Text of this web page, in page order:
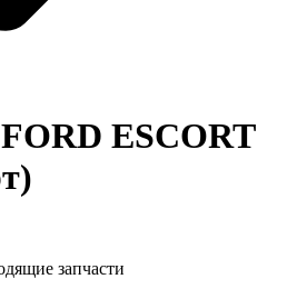
ESCORT
запчасти